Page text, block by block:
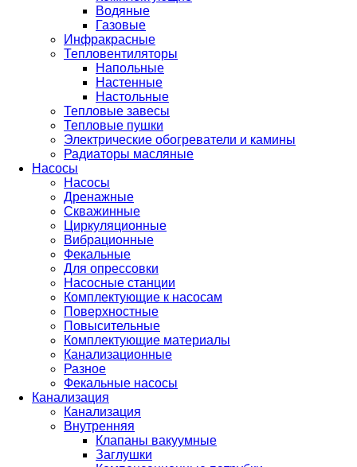
Водяные
Газовые
Инфракрасные
Тепловентиляторы
Напольные
Настенные
Настольные
Тепловые завесы
Тепловые пушки
Электрические обогреватели и камины
Радиаторы масляные
Насосы
Насосы
Дренажные
Скважинные
Циркуляционные
Вибрационные
Фекальные
Для опрессовки
Насосные станции
Комплектующие к насосам
Поверхностные
Повысительные
Комплектующие материалы
Канализационные
Разное
Фекальные насосы
Канализация
Канализация
Внутренняя
Клапаны вакуумные
Заглушки